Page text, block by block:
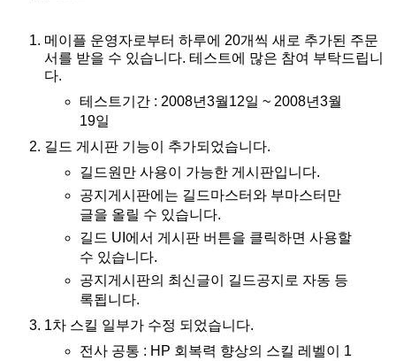
메이플 운영자로부터 하루에 20개씩 새로 추가된 주문
서를 받을 수 있습니다. 테스트에 많은 참여 부탁드립니
다.
테스트기간 : 2008년3월12일 ~ 2008년3월
19일
길드 게시판 기능이 추가되었습니다.
길드원만 사용이 가능한 게시판입니다.
공지게시판에는 길드마스터와 부마스터만
글을 올릴 수 있습니다.
길드 UI에서 게시판 버튼을 클릭하면 사용할
수 있습니다.
공지게시판의 최신글이 길드공지로 자동 등
록됩니다.
1차 스킬 일부가 수정 되었습니다.
전사 공통 : HP 회복력 향상의 스킬 레벨이 1